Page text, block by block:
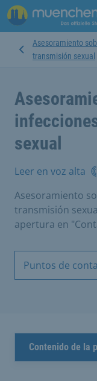
Asesoramiento
transmisión sexual
sexual
Leer en voz alta
Asesoramiento
transmisión
apertura en
Puntos de
Contenido de la